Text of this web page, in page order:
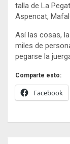
talla de La
Aspencat,
Así las cosas,
miles de
pegarse la
Comparte esto:
Facebook